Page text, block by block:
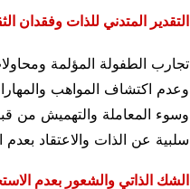
التقدير المتدني للذات وفقدان
تجارب الطفولة المؤلمة
وعدم اكتشاف المواهب
وسوء المعاملة والتهميش من
سلبية عن الذات والاعتقاد
الشك الذاتي والشعور بعدم